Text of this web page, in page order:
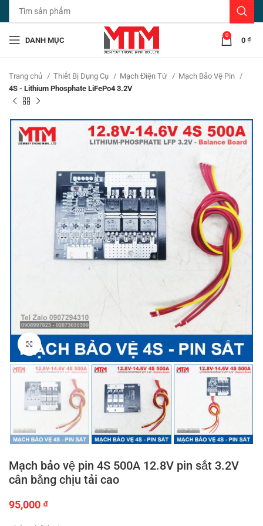
DANH MỤC
0
0 ₫
Trang chủ Thiết Bị Dụng Cụ Mạch Điện Tử
Mạch Bảo Vệ Pin
4S - Lithium Phosphate LiFePo4 3.2V
Click to enlarge
Mạch bảo vệ pin 4S 500A 12.8V pin sắt 3.2V
cân bằng chịu tải cao
95,000 ₫